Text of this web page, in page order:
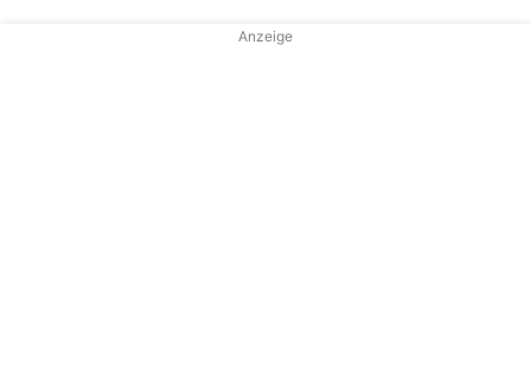
Anzeige